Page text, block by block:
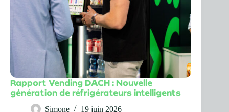
Rapport Vending DACH : Nouvelle
génération de réfrigérateurs intelligents
Simone 19 juin 2026